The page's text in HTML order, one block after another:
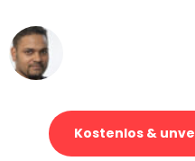
Kostenlos &